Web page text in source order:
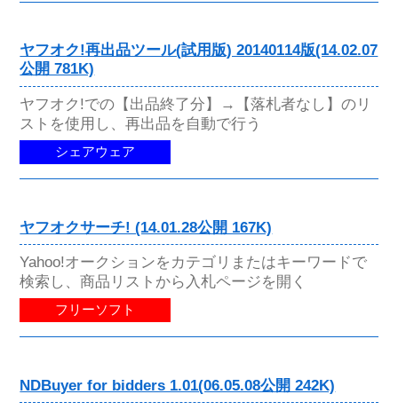
ヤフオク!再出品ツール(試用版) 20140114版(14.02.07
公開 781K)
ヤフオク!での【出品終了分】→【落札者なし】のリ
ストを使用し、再出品を自動で行う
シェアウェア
ヤフオクサーチ! (14.01.28公開 167K)
Yahoo!オークションをカテゴリまたはキーワードで
検索し、商品リストから入札ページを開く
フリーソフト
NDBuyer for bidders 1.01(06.05.08公開 242K)